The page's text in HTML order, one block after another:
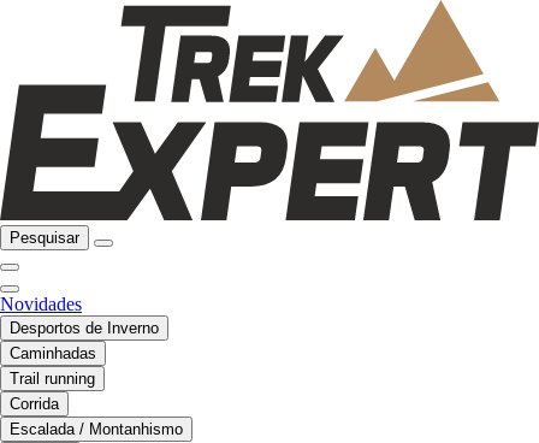
Pesquisar
Novidades
Desportos de Inverno
Caminhadas
Trail running
Corrida
Escalada / Montanhismo